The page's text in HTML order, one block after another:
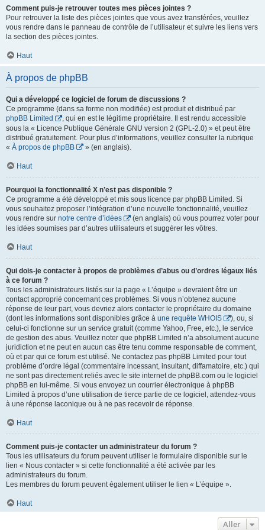
Comment puis-je retrouver toutes mes pièces jointes ?
Pour retrouver la liste des pièces jointes que vous avez transférées, veuillez
vous rendre dans le panneau de contrôle de l’utilisateur et suivre les liens vers
la section des pièces jointes.
Haut
À propos de phpBB
Qui a développé ce logiciel de forum de discussions ?
Ce programme (dans sa forme non modifiée) est produit et distribué par
phpBB Limited
, qui en est le légitime propriétaire. Il est rendu accessible
sous la « Licence Publique Générale GNU version 2 (GPL-2.0) » et peut être
distribué gratuitement. Pour plus d’informations, veuillez consulter la rubrique
« À propos de phpBB » (en anglais).
Haut
Pourquoi la fonctionnalité X n’est pas disponible ?
Ce programme a été développé et mis sous licence par phpBB Limited. Si
vous souhaitez proposer l’intégration d’une nouvelle fonctionnalité, veuillez
vous rendre sur notre centre d’idées
(en anglais) où vous pourrez voter pour
les idées soumises par d’autres utilisateurs et suggérer les vôtres.
Haut
Qui dois-je contacter à propos de problèmes d’abus ou d’ordres légaux liés
à ce forum ?
Tous les administrateurs listés sur la page « L’équipe » devraient être un
contact approprié concernant ces problèmes. Si vous n’obtenez aucune
réponse de leur part, vous devriez alors contacter le propriétaire du domaine
(dont les informations sont disponibles grâce à une requête WHOIS
), ou, si
celui-ci fonctionne sur un service gratuit (comme Yahoo, Free, etc.), le service
de gestion des abus. Veuillez noter que phpBB Limited n’a absolument aucune
juridiction et ne peut en aucun cas être tenu comme responsable de comment,
où et par qui ce forum est utilisé. Ne contactez pas phpBB Limited pour tout
problème d’ordre légal (commentaire incessant, insultant, diffamatoire, etc.) qui
ne sont pas directement reliés avec le site internet de phpBB.com ou le logiciel
phpBB en lui-même. Si vous envoyez un courrier électronique à phpBB
Limited à propos d’une utilisation de tierce partie de ce logiciel, attendez-vous
à une réponse laconique ou à ne pas recevoir de réponse.
Haut
Comment puis-je contacter un administrateur du forum ?
Tous les utilisateurs du forum peuvent utiliser le formulaire disponible sur le
lien « Nous contacter » si cette fonctionnalité a été activée par les
administrateurs du forum.
Les membres du forum peuvent également utiliser le lien « L’équipe ».
Haut
Aller